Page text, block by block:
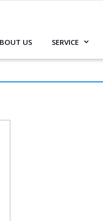
US SERVICE